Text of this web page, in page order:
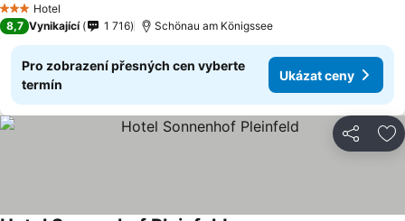
3 Počet hvězdiček
Hotel
8,7 Vynikající 1 716 Schönau am Königssee
Pro zobrazení přesných cen vyberte
termín
Ukázat ceny
Sdílet